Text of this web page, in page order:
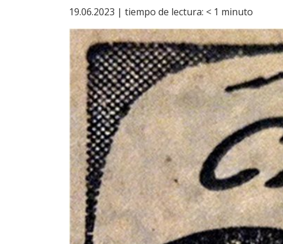
19.06.2023 | tiempo de lectura: < 1 minuto